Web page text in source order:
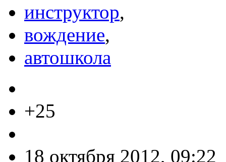
инструктор,
вождение,
автошкола
+25
18 октября 2012, 09:22